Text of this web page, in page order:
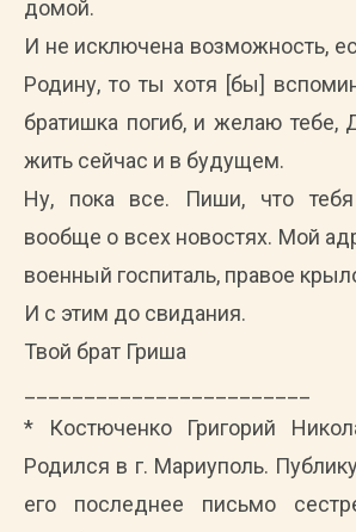
домой.
И не исключена возможность,
Родину, то ты хотя [бы]
братишка погиб, и желаю тебе,
жить сейчас и в будущем.
Ну, пока все. Пиши, что тебя
вообще о всех новостях. Мой
военный госпиталь, правое
И с этим до свидания.
Твой брат Гриша
* Костюченко Григорий
Родился в г. Мариуполь.
его последнее письмо